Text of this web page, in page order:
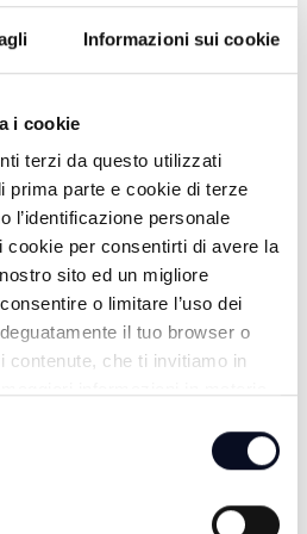
Informazioni sui cookie
i cookie
terzi da questo utilizzati
prima parte e cookie di terze
l’identificazione personale
cookie per consentirti di avere la
sito ed un migliore
o limitare l’uso dei
il tuo browser o
contenute, che ti invitiamo in
TUTTE LE NOTIZIE